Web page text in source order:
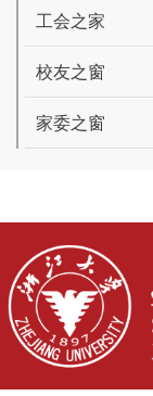
工会之家
校友之窗
家委之窗